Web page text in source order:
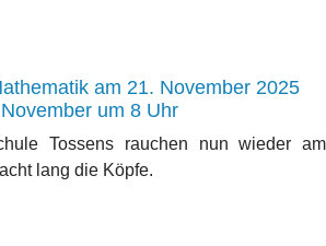
am 21. November 2025
um 8 Uhr
Tossens rauchen nun wieder am
lang die Köpfe.